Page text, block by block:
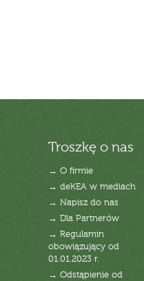
Troszkę o nas
→ O firmie
→ deKEA w mediach
→ Napisz do nas
→ Dla Partnerów
→ Regulamin
obowiązujący od
01.01.2023 r.
→ Odstąpienie od